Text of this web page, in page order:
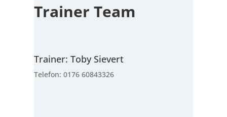
Trainer Team
Trainer: Toby Sievert
Telefon: 0176 60843326